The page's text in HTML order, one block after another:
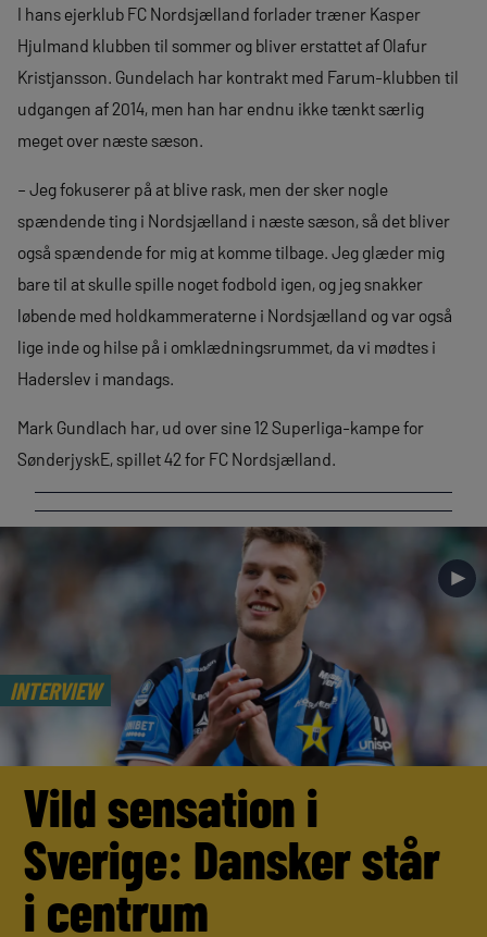
I hans ejerklub FC Nordsjælland forlader træner Kasper
Hjulmand klubben til sommer og bliver erstattet af Olafur
Kristjansson. Gundelach har kontrakt med Farum-klubben til
udgangen af 2014, men han har endnu ikke tænkt særlig
meget over næste sæson.
– Jeg fokuserer på at blive rask, men der sker nogle
spændende ting i Nordsjælland i næste sæson, så det bliver
også spændende for mig at komme tilbage. Jeg glæder mig
bare til at skulle spille noget fodbold igen, og jeg snakker
løbende med holdkammeraterne i Nordsjælland og var også
lige inde og hilse på i omklædningsrummet, da vi mødtes i
Haderslev i mandags.
Mark Gundlach har, ud over sine 12 Superliga-kampe for
SønderjyskE, spillet 42 for FC Nordsjælland.
INTERVIEW
►
Vild sensation i
Sverige: Dansker står
i centrum